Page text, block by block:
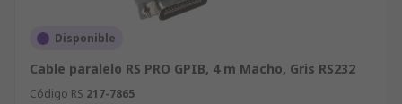
Disponible
Cable paralelo RS PRO GPIB, 4 m Macho, Gris RS232
Código RS 217-7865